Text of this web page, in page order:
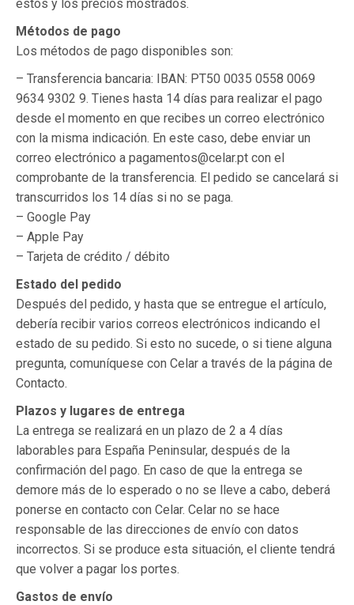
estos y los precios mostrados.
Métodos de pago
Los métodos de pago disponibles son:
– Transferencia bancaria: IBAN: PT50 0035 0558 0069
9634 9302 9. Tienes hasta 14 días para realizar el pago
desde el momento en que recibes un correo electrónico
con la misma indicación. En este caso, debe enviar un
correo electrónico a pagamentos@celar.pt con el
comprobante de la transferencia. El pedido se cancelará si
transcurridos los 14 días si no se paga.
– Google Pay
– Apple Pay
– Tarjeta de crédito / débito
Estado del pedido
Después del pedido, y hasta que se entregue el artículo,
debería recibir varios correos electrónicos indicando el
estado de su pedido. Si esto no sucede, o si tiene alguna
pregunta, comuníquese con Celar a través de la página de
Contacto.
Plazos y lugares de entrega
La entrega se realizará en un plazo de 2 a 4 días
laborables para España Peninsular, después de la
confirmación del pago. En caso de que la entrega se
demore más de lo esperado o no se lleve a cabo, deberá
ponerse en contacto con Celar. Celar no se hace
responsable de las direcciones de envío con datos
incorrectos. Si se produce esta situación, el cliente tendrá
que volver a pagar los portes.
Gastos de envío